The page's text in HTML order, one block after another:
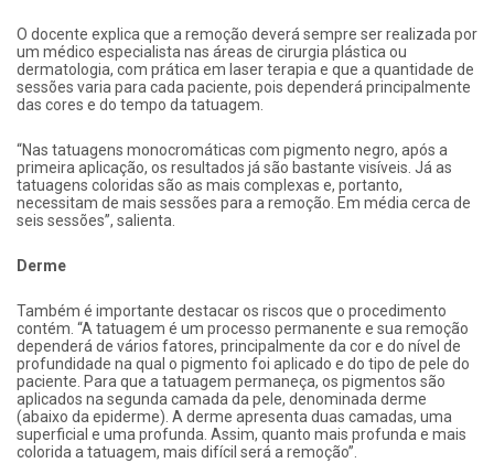
O docente explica que a remoção deverá sempre ser realizada por
um médico especialista nas áreas de cirurgia plástica ou
dermatologia, com prática em laser terapia e que a quantidade de
sessões varia para cada paciente, pois dependerá principalmente
das cores e do tempo da tatuagem.
“Nas tatuagens monocromáticas com pigmento negro, após a
primeira aplicação, os resultados já são bastante visíveis. Já as
tatuagens coloridas são as mais complexas e, portanto,
necessitam de mais sessões para a remoção. Em média cerca de
seis sessões”, salienta.
Derme
Também é importante destacar os riscos que o procedimento
contém. “A tatuagem é um processo permanente e sua remoção
dependerá de vários fatores, principalmente da cor e do nível de
profundidade na qual o pigmento foi aplicado e do tipo de pele do
paciente. Para que a tatuagem permaneça, os pigmentos são
aplicados na segunda camada da pele, denominada derme
(abaixo da epiderme). A derme apresenta duas camadas, uma
superficial e uma profunda. Assim, quanto mais profunda e mais
colorida a tatuagem, mais difícil será a remoção”.